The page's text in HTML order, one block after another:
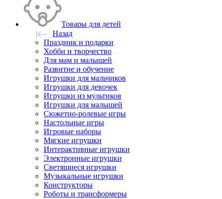
Товары для детей
Назад
Праздник и подарки
Хобби и творчество
Для мам и малышей
Развитие и обучение
Игрушки для мальчиков
Игрушки для девочек
Игрушки из мультиков
Игрушки для малышей
Сюжетно-ролевые игры
Настольные игры
Игровые наборы
Мягкие игрушки
Интерактивные игрушки
Электронные игрушки
Светящиеся игрушки
Музыкальные игрушки
Конструкторы
Роботы и трансформеры